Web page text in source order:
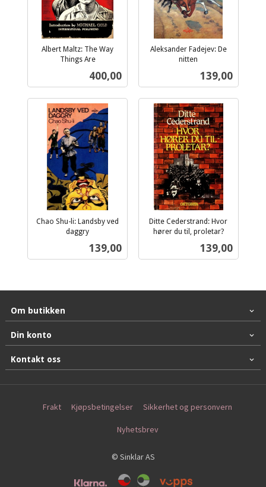
Albert Maltz: The Way
Things Are
Pris
400,00
Aleksander Fadejev: De
nitten
Pris
139,00
Chao Shu-li: Landsby ved
daggry
Pris
139,00
Ditte Cederstrand: Hvor
hører du til, proletar?
Pris
139,00
Om butikken
Din konto
Kontakt oss
Frakt Kjøpsbetingelser Sikkerhet og personvern
Nyhetsbrev
© Sinklar AS